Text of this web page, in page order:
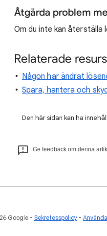
Åtgärda problem
Om du inte kan återställa
Relaterade
Någon har ändrat
Spara, hantera och
Den här sidan kan ha
Ge feedback om denna
Google Sekretesspolicy